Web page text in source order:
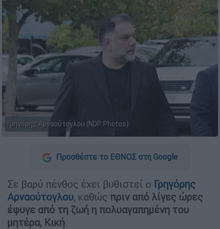
Γρηγόρης Αρναούτογλου (NDP Photos)
Προσθέστε το ΕΘΝΟΣ στη Google
Σε βαρύ πένθος έχει βυθιστεί ο Γρηγόρης
Αρναούτογλου, καθώς πριν από λίγες ώρες
έφυγε από τη ζωή η πολυαγαπημένη του
μητέρα, Κική.